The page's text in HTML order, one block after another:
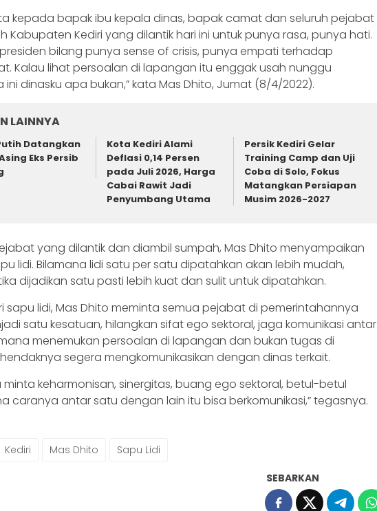
kepada bapak ibu kepala dinas, bapak camat dan seluruh pejabat
Kabupaten Kediri yang dilantik hari ini untuk punya rasa, punya hati.
bilang punya sense of crisis, punya empati terhadap
Kalau lihat persoalan di lapangan itu enggak usah nunggu
ini dinasku apa bukan,” kata Mas Dhito, Jumat (8/4/2022).
LAINNYA
Datangkan
Eks Persib
Kota Kediri Alami
Deflasi 0,14 Persen
pada Juli 2026, Harga
Cabai Rawit Jadi
Penyumbang Utama
Persik Kediri Gelar
Training Camp dan Uji
Coba di Solo, Fokus
Matangkan Persiapan
Musim 2026-2027
yang dilantik dan diambil sumpah, Mas Dhito menyampaikan
lidi. Bilamana lidi satu per satu dipatahkan akan lebih mudah,
dijadikan satu pasti lebih kuat dan sulit untuk dipatahkan.
sapu lidi, Mas Dhito meminta semua pejabat di pemerintahannya
satu kesatuan, hilangkan sifat ego sektoral, jaga komunikasi antar
menemukan persoalan di lapangan dan bukan tugas di
segera mengkomunikasikan dengan dinas terkait.
minta keharmonisan, sinergitas, buang ego sektoral, betul-betul
caranya antar satu dengan lain itu bisa berkomunikasi,” tegasnya.
Kediri Mas Dhito Sapu Lidi
SEBARKAN